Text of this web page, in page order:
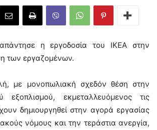
η εργοδοσία του ΙΚΕΑ στην
των εργαζομένων.
με μονοπωλιακή σχεδόν θέση στην
εξοπλισμού, εκμεταλλευόμενος τις
δημιουργηθεί στην αγορά εργασίας
νόμους και την τεράστια ανεργία,